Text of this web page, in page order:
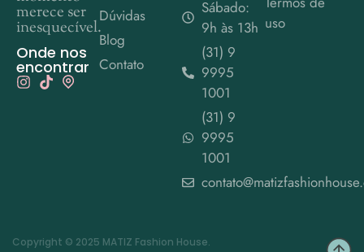
merece ser
inesquecível.
Onde nos
encontrar
Dúvidas
Blog
Contato
Sábado:
9h às 13h
(31) 9
9995
1001
(31) 9
9995
1001
uso
Copyright © 2025 MATIZ Fashion House.